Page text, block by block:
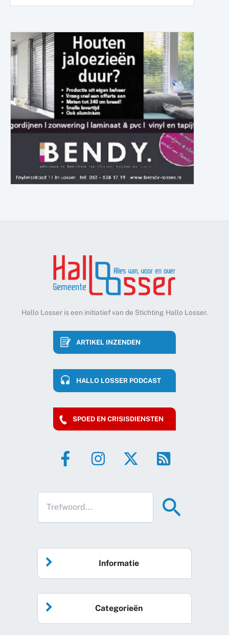
Hallo Losser is een initiatief van de Stichting Hallo Losser.
ARTIKEL INZENDEN
HALLO LOSSER PODCAST
SPOED EN CRISISDIENSTEN
Informatie
Home
Categorieën